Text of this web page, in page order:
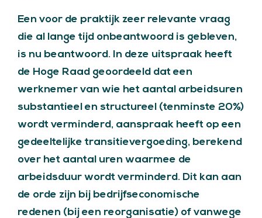
Een voor de praktijk zeer relevante vraag
die al lange tijd onbeantwoord is gebleven,
is nu beantwoord. In deze uitspraak heeft
de Hoge Raad geoordeeld dat een
werknemer van wie het aantal arbeidsuren
substantieel en structureel (tenminste 20%)
wordt verminderd, aanspraak heeft op een
gedeeltelijke transitievergoeding, berekend
over het aantal uren waarmee de
arbeidsduur wordt verminderd. Dit kan aan
de orde zijn bij bedrijfseconomische
redenen (bij een reorganisatie) of vanwege